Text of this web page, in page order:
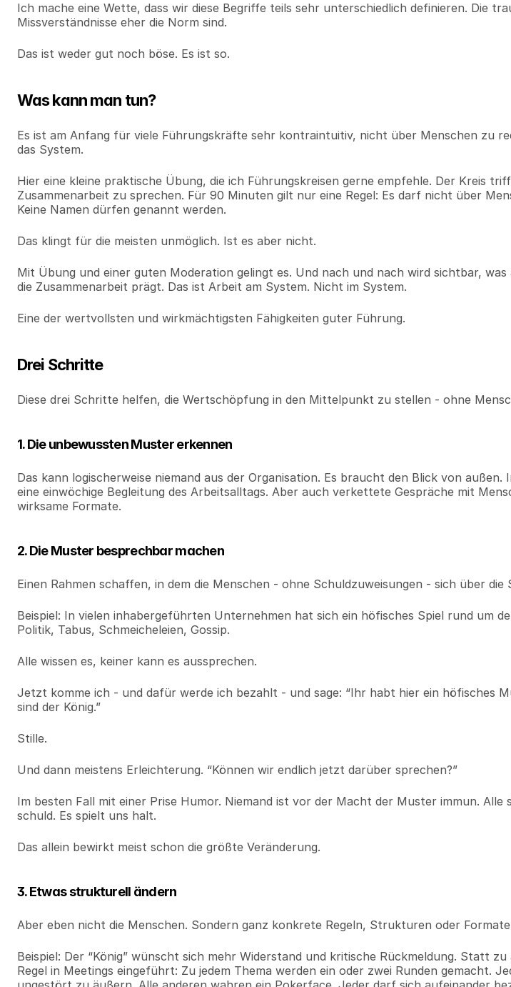
Ich mache eine Wette, dass wir diese Begriffe teils sehr unterschiedlich definieren. Die
Missverständnisse eher die Norm sind.
Das ist weder gut noch böse. Es ist so.
Was kann man tun?
Es ist am Anfang für viele Führungskräfte sehr kontraintuitiv, nicht über Menschen zu
das System.
Hier eine kleine praktische Übung, die ich Führungskreisen gerne empfehle. Der Kreis
Zusammenarbeit zu sprechen. Für 90 Minuten gilt nur eine Regel: Es darf nicht über
Keine Namen dürfen genannt werden.
Das klingt für die meisten unmöglich. Ist es aber nicht.
Mit Übung und einer guten Moderation gelingt es. Und nach und nach wird sichtbar,
die Zusammenarbeit prägt. Das ist Arbeit am System. Nicht im System.
Eine der wertvollsten und wirkmächtigsten Fähigkeiten guter Führung.
Drei Schritte
Diese drei Schritte helfen, die Wertschöpfung in den Mittelpunkt zu stellen - ohne
1. Die unbewussten Muster erkennen
Das kann logischerweise niemand aus der Organisation. Es braucht den Blick von außen.
eine einwöchige Begleitung des Arbeitsalltags. Aber auch verkettete Gespräche mit
wirksame Formate.
2. Die Muster besprechbar machen
Einen Rahmen schaffen, in dem die Menschen - ohne Schuldzuweisungen - sich über
Beispiel: In vielen inhabergeführten Unternehmen hat sich ein höfisches Spiel rund um
Politik, Tabus, Schmeicheleien, Gossip.
Alle wissen es, keiner kann es aussprechen.
Jetzt komme ich - und dafür werde ich bezahlt - und sage: “Ihr habt hier ein höfisches
sind der König.”
Stille.
Und dann meistens Erleichterung. “Können wir endlich jetzt darüber sprechen?”
Im besten Fall mit einer Prise Humor. Niemand ist vor der Macht der Muster immun. Alle
schuld. Es spielt uns halt.
Das allein bewirkt meist schon die größte Veränderung.
3. Etwas strukturell ändern
Aber eben nicht die Menschen. Sondern ganz konkrete Regeln, Strukturen oder
Beispiel: Der “König” wünscht sich mehr Widerstand und kritische Rückmeldung. Statt
Regel in Meetings eingeführt: Zu jedem Thema werden ein oder zwei Runden gemacht.